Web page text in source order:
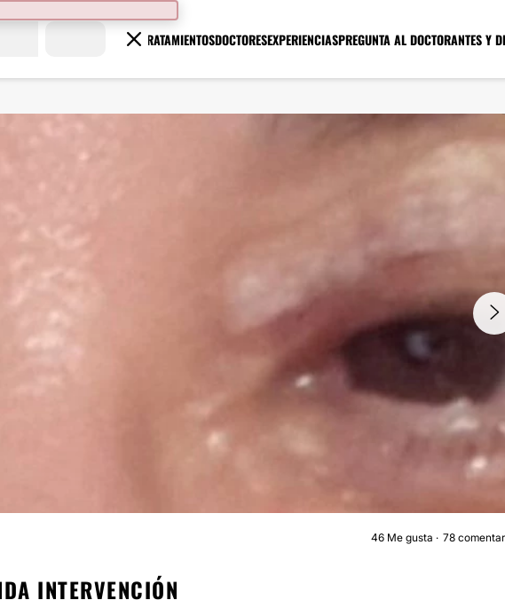
TRATAMIENTOSDOCTORESEXPERIENCIASPREGUNTA AL DOCTORANTES Y
BLEFAROPLASTIA
46 Me gusta 78
INTERVENCIÓN